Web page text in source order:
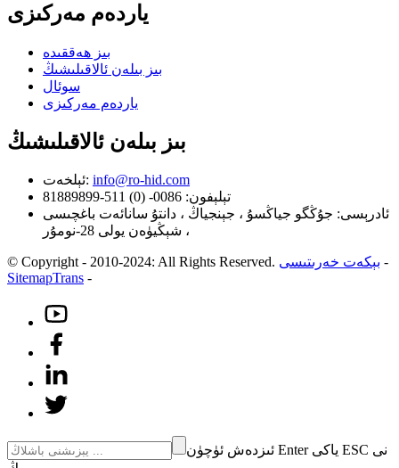
ياردەم مەركىزى
بىز ھەققىدە
بىز بىلەن ئالاقىلىشىڭ
سوئال
ياردەم مەركىزى
بىز بىلەن ئالاقىلىشىڭ
ئېلخەت: info@ro-hid.com
تېلېفون: 0086- (0) 511-81889899
ئادرېسى: جۇڭگو جياڭسۇ ، جېنجياڭ ، دانتۇ سانائەت باغچىسى
، شېڭيۈەن يولى 28-نومۇر
© Copyright - 2010-2024: All Rights Reserved. بېكەت خەرىتىسى -
SitemapTrans -
ئىزدەش ئۈچۈن Enter ياكى ESC نى